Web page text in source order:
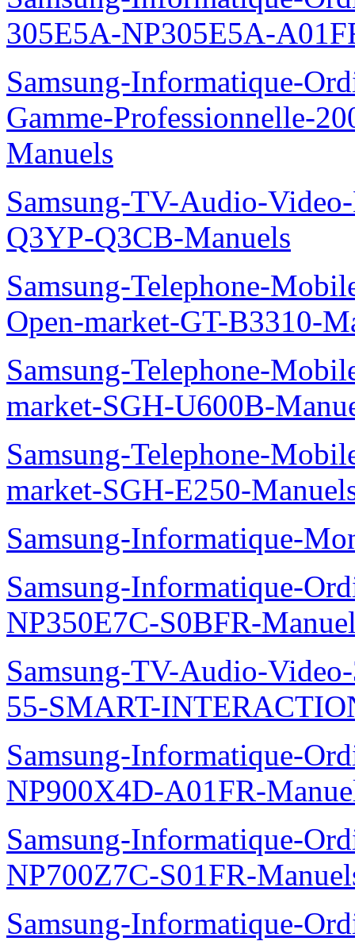
305E5A-NP305E5A-
Samsung-Informatique-
Gamme-Professionnelle-
Manuels
Samsung-TV-Audio-
Q3YP-Q3CB-Manuels
Samsung-Telephone-
Open-market-GT-B3310-
Samsung-Telephone-
market-SGH-U600B-
Samsung-Telephone-
market-SGH-E250-
Samsung-Informatique-
Samsung-Informatique-
NP350E7C-S0BFR-
Samsung-TV-Audio-
55-SMART-
Samsung-Informatique-
NP900X4D-A01FR-
Samsung-Informatique-
NP700Z7C-S01FR-
Samsung-Informatique-